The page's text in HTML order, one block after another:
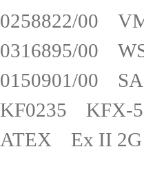
0258822/00
0316895/00
0150901/00
KF0235 KFX-
ATEX Ex II 2G